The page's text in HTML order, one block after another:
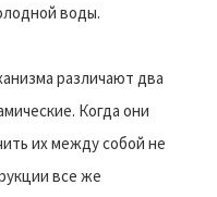
воды.
различают два
Когда они
их между собой не
все же